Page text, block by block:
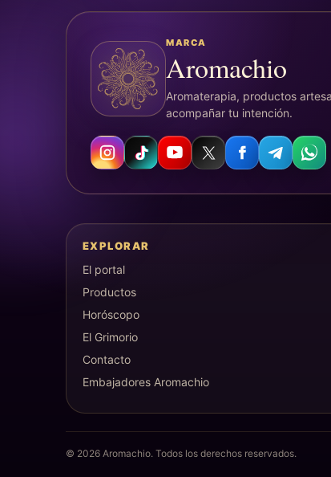
MARCA
Aromachio
Aromaterapia, productos
acompañar tu intención.
EXPLORAR
El portal
Productos
Horóscopo
El Grimorio
Contacto
Embajadores Aromachio
© 2026 Aromachio. Todos los derechos reservados.